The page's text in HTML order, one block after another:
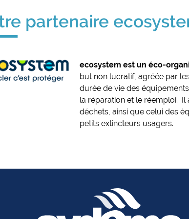
partenaire
ecosystem est un éco-
but non lucratif, agréée par
durée de vie des
la réparation et le réemploi.
déchets, ainsi que celui des
petits extincteurs usagers.